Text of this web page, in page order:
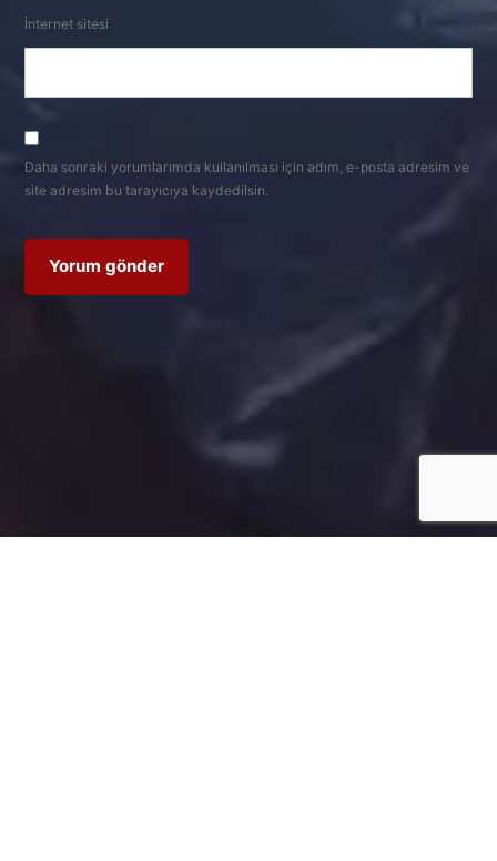
İnternet sitesi
Daha sonraki yorumlarımda kullanılması için adım, e-posta adresim ve
site adresim bu tarayıcıya kaydedilsin.